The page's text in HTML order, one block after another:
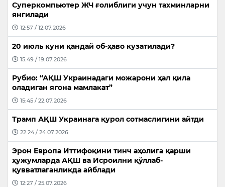
Суперкомпьютер ЖЧ ғолиблиги учун тахминларни
янгилади
12:57 / 12.07.2026
20 июль куни қандай об-ҳаво кузатилади?
15:49 / 19.07.2026
Рубио: “АҚШ Украинадаги можарони ҳал қила
оладиган ягона мамлакат”
15:45 / 22.07.2026
Трамп АҚШ Украинага қурол сотмаслигини айтди
22:24 / 24.07.2026
Эрон Европа Иттифоқини тинч аҳолига қарши
ҳужумларда АҚШ ва Исроилни қўллаб-
қувватлаганликда айблади
12:27 / 25.07.2026